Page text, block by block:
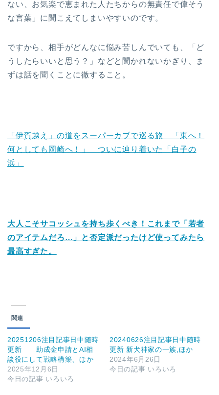
ない、お気楽で恵まれた人たちからの無責任で偉そう
な言葉」に聞こえてしまいやすいのです。
ですから、相手がどんなに悩み苦しんでいても、「ど
うしたらいいと思う？」などと聞かれないかぎり、ま
ずは話を聞くことに徹すること。
「伊賀越え」の道をスーパーカブで巡る旅 「東へ！
何としても岡崎へ！」 ついに辿り着いた「白子の
浜」
大人こそサコッシュを持ち歩くべき！これまで「若者
のアイテムだろ…」と否定派だったけど使ってみたら
最高すぎた。
関連
20251206注目記事日中随時
更新 助成金申請とAI相
談役にして戦略構築、ほか
2025年12月6日
今日の記事 いろいろ
20240626注目記事日中随時
更新 新犬神家の一族,ほか
2024年6月26日
今日の記事 いろいろ